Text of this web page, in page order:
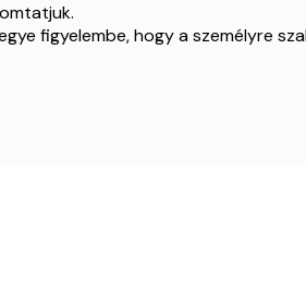
figyelembe, hogy a személyre